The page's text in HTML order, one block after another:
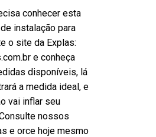
conhecer esta
instalação para
o site da Explas:
e conheça
disponíveis, lá
a medida ideal, e
vai inflar seu
nossos
e orce hoje mesmo